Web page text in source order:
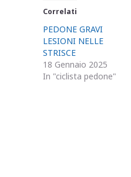
Correlati
PEDONE GRAVI
LESIONI NELLE
STRISCE
18 Gennaio 2025
In "ciclista pedone"